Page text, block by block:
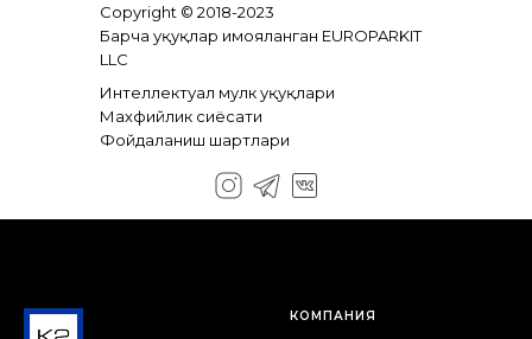
Интеллектуал мулк ҳуқуқлари
Махфийлик сиёсати
Фойдаланиш шартлари
Copyright © 2018-2023
Барча ҳуқуқлар ҳимояланган EUROPARKIT
LLC
КОМПАНИЯ